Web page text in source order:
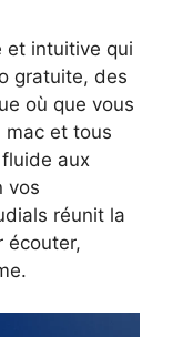
et intuitive qui
gratuite, des
où que vous
mac et tous
aux
vos
réunit la
écouter,